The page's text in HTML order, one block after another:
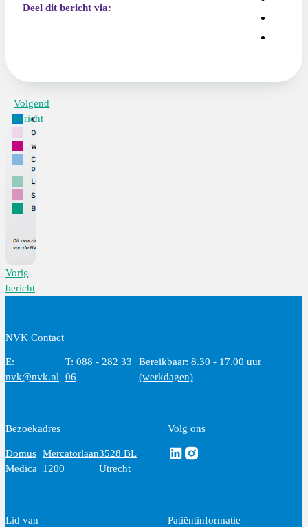
Deel dit bericht via:
Vorig
bericht
Volgend
bericht
NVK Contact
E:
nvk@nvk.nl
T: 088 - 282 33
06
Bereikbaar: 8.30 - 17.00 uur
(werkdagen)
Bezoekadres
Domus
Medica
Mercatorlaan
1200
3528 BL
Utrecht
Volg ons
Volg ons via Linkedin
Volg ons via Instagram
Lid van Patiëntinformatie